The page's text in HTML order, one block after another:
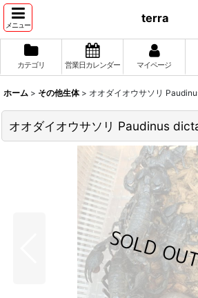
メニュー
terra
カテゴリ 営業日カレンダー マイページ
ホーム > その他生体 > オオダイオウサソリ
オオダイオウサソリ Paudinus